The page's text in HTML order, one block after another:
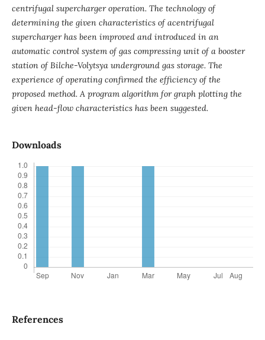
centrifugal supercharger operation. The technology of
determining the given characteristics of acentrifugal
supercharger has been improved and introduced in an
automatic control system of gas compressing unit of a booster
station of Bilche-Volytsya underground gas storage. The
experience of operating confirmed the efficiency of the
proposed method. A program algorithm for graph plotting the
given head-flow characteristics has been suggested.
Downloads
References